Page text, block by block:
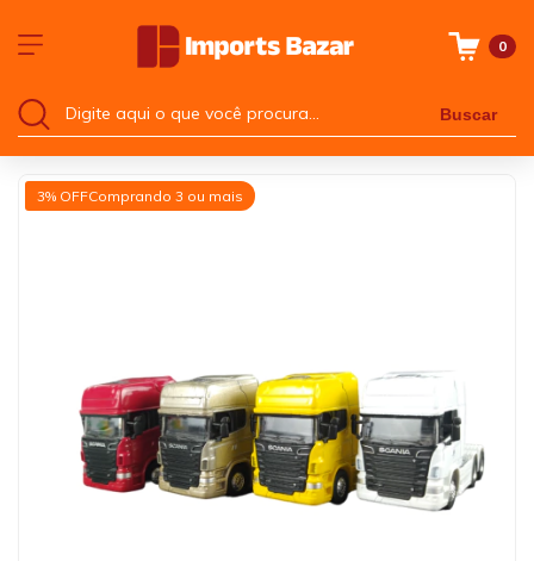
0
Buscar
3% OFFComprando 3 ou mais